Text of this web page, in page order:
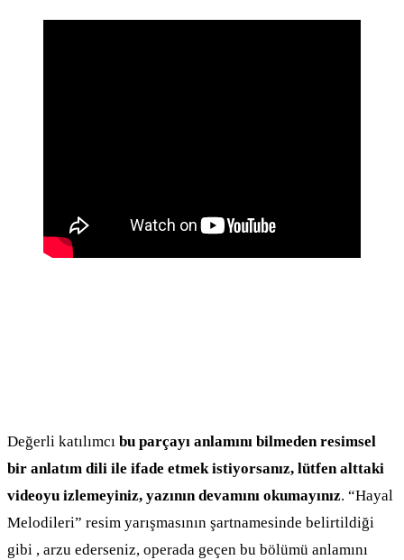
Değerli katılımcı bu parçayı anlamını bilmeden resimsel
bir anlatım dili ile ifade etmek istiyorsanız, lütfen alttaki
videoyu izlemeyiniz, yazının devamını okumayınız. “Hayal
Melodileri” resim yarışmasının şartnamesinde belirtildiği
gibi , arzu ederseniz, operada geçen bu bölümü anlamını